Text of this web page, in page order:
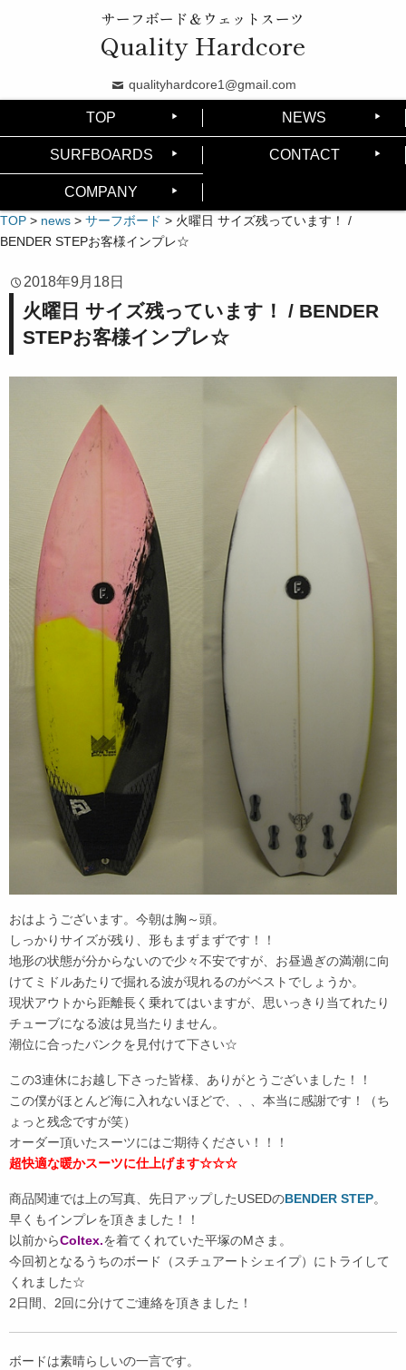
サーフボード＆ウェットスーツ
Quality Hardcore
qualityhardcore1@gmail.com
TOP NEWS
SURFBOARDS CONTACT
COMPANY
TOP > news > サーフボード > 火曜日 サイズ残っています！ /
BENDER STEPお客様インプレ☆
2018年9月18日
火曜日 サイズ残っています！ / BENDER
STEPお客様インプレ☆
おはようございます。今朝は胸～頭。
しっかりサイズが残り、形もまずまずです！！
地形の状態が分からないので少々不安ですが、お昼過ぎの満潮に向
けてミドルあたりで掘れる波が現れるのがベストでしょうか。
現状アウトから距離長く乗れてはいますが、思いっきり当てれたり
チューブになる波は見当たりません。
潮位に合ったバンクを見付けて下さい☆
この3連休にお越し下さった皆様、ありがとうございました！！
この僕がほとんど海に入れないほどで、、、本当に感謝です！（ち
ょっと残念ですが笑）
オーダー頂いたスーツにはご期待ください！！！
超快適な暖かスーツに仕上げます☆☆☆
商品関連では上の写真、先日アップしたUSEDのBENDER STEP。
早くもインプレを頂きました！！
以前からColtex.を着てくれていた平塚のMさま。
今回初となるうちのボード（スチュアートシェイプ）にトライして
くれました☆
2日間、2回に分けてご連絡を頂きました！
ボードは素晴らしいの一言です。